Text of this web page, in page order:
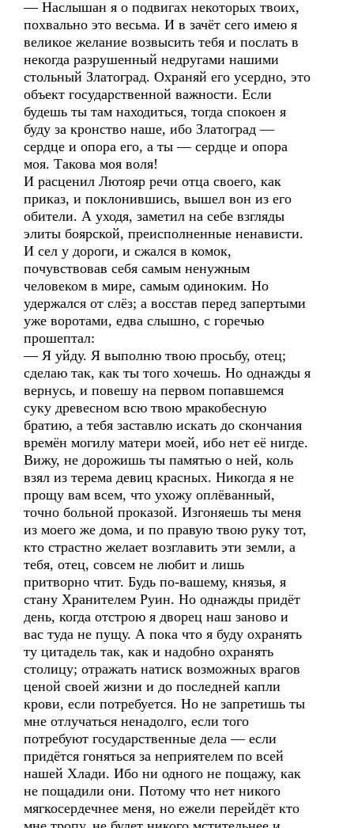
— Наслышан я о подвигах некоторых твоих,
похвально это весьма. И в зачёт сего имею я
великое желание возвысить тебя и послать в
некогда разрушенный недругами нашими
стольный Златоград. Охраняй его усердно, это
объект государственной важности. Если
будешь ты там находиться, тогда спокоен я
буду за кронство наше, ибо Златоград —
сердце и опора его, а ты — сердце и опора
моя. Такова моя воля!
И расценил Лютояр речи отца своего, как
приказ, и поклонившись, вышел вон из его
обители. А уходя, заметил на себе взгляды
элиты боярской, преисполненные ненависти.
И сел у дороги, и сжался в комок,
почувствовав себя самым ненужным
человеком в мире, самым одиноким. Но
удержался от слёз; а восстав перед запертыми
уже воротами, едва слышно, с горечью
прошептал:
— Я уйду. Я выполню твою просьбу, отец;
сделаю так, как ты того хочешь. Но однажды я
вернусь, и повешу на первом попавшемся
суку древесном всю твою мракобесную
братию, а тебя заставлю искать до скончания
времён могилу матери моей, ибо нет её нигде.
Вижу, не дорожишь ты памятью о ней, коль
взял из терема девиц красных. Никогда я не
прощу вам всем, что ухожу оплёванный,
точно больной проказой. Изгоняешь ты меня
из моего же дома, и по правую твою руку тот,
кто страстно желает возглавить эти земли, а
тебя, отец, совсем не любит и лишь
притворно чтит. Будь по-вашему, князья, я
стану Хранителем Руин. Но однажды придёт
день, когда отстрою я дворец наш заново и
вас туда не пущу. А пока что я буду охранять
ту цитадель так, как и надобно охранять
столицу; отражать натиск возможных врагов
ценой своей жизни и до последней капли
крови, если потребуется. Но не запретишь ты
мне отлучаться ненадолго, если того
потребуют государственные дела — если
придётся гоняться за неприятелем по всей
нашей Хлади. Ибо ни одного не пощажу, как
не пощадили они. Потому что нет никого
мягкосердечнее меня, но ежели перейдёт кто